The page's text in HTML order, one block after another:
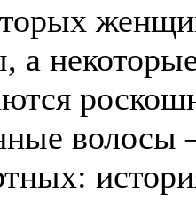
а
волосы